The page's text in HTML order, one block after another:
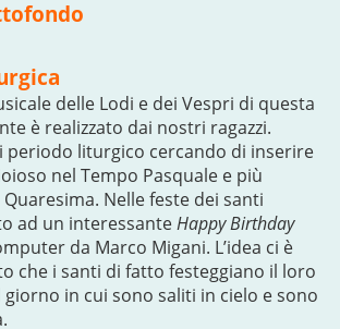
delle Lodi e dei Vespri di questa
è realizzato dai nostri ragazzi.
periodo liturgico cercando di inserire
nel Tempo Pasquale e più
Nelle feste dei santi
ad un interessanteHappy Birthday
da Marco Migani. L’idea ci è
che i santi di fatto festeggiano il loro
in cui sono saliti in cielo e sono